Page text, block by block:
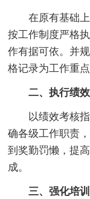
在原有基础上
按工作制度严格
作有据可依。并
格记录为工作重
二、执行绩效
以绩效考核指
确各级工作职责
到奖勤罚懒，提
成。
三、强化培训